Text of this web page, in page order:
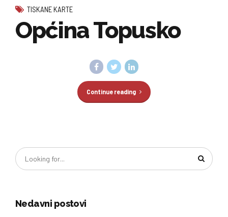
TISKANE KARTE
Općina Topusko
Continue reading
Nedavni postovi